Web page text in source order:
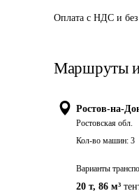
Оплата с НДС и
Маршруты и
Ростов-на-
Ростовская обл.
Кол-во машин: 3
Варианты
20 т, 86 м³